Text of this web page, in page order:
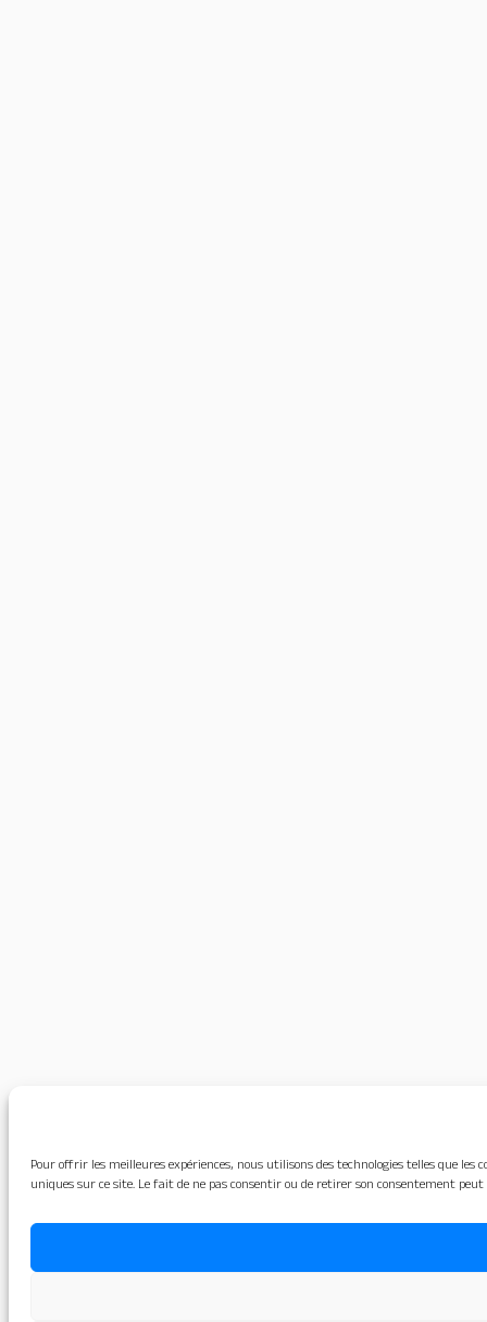
Pour offrir les meilleures expériences, nous utilisons des technologies telles que
uniques sur ce site. Le fait de ne pas consentir ou de retirer son consentement